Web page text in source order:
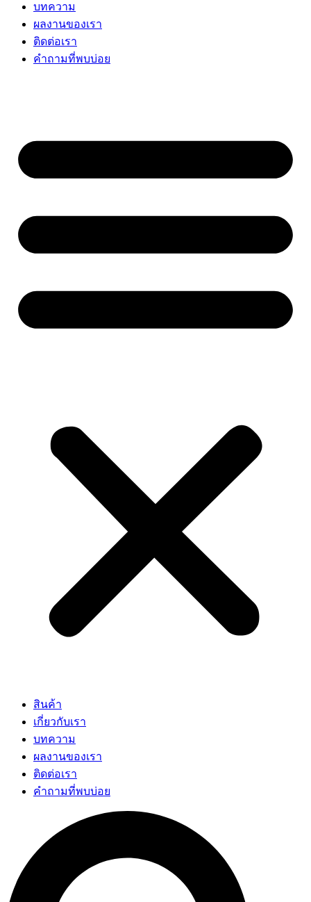
บทความ
ผลงานของเรา
ติดต่อเรา
คำถามที่พบบ่อย
สินค้า
เกี่ยวกับเรา
บทความ
ผลงานของเรา
ติดต่อเรา
คำถามที่พบบ่อย